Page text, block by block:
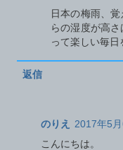
日本の梅雨、
らの湿度が高
って楽しい毎
返信
のりえ
2017年5
こんにちは。